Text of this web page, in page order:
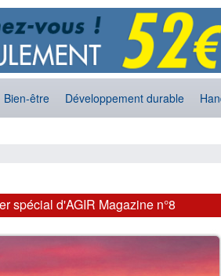
Bien-être Développement durable
spécial d'AGIR Magazine n°8